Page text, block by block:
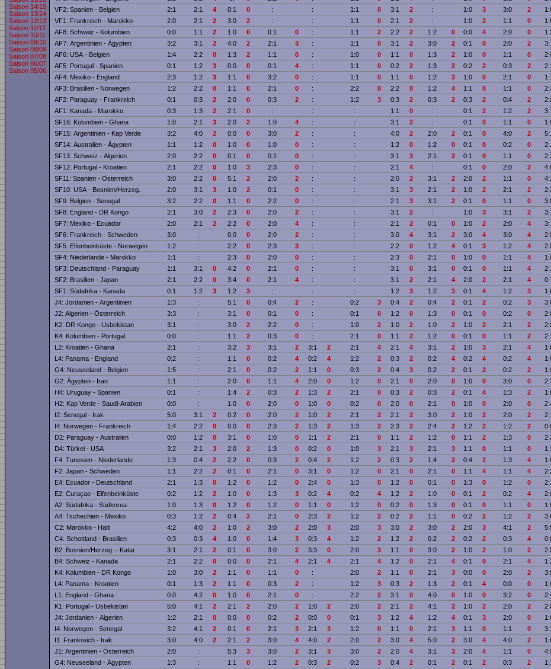
Saison 14/15
Saison 13/14
Saison 12/13
Saison 11/12
Saison 10/11
Saison 09/10
Saison 08/09
Saison 07/08
Saison 06/07
Saison 05/06
VF2: Spanien - Belgien
2:1 2:1 4 0:1 0 : : 1:1 0 3:1 2 : 1:0 3 3:0 2
VF1: Frankreich - Marokko
2:0 2:1 2 3:0 2 : : 1:1 0 2:1 2 : 1:0 2 1:1 0
AF8: Schweiz - Kolumbien
0:0 1:1 2 1:0 0 0:1 0 : 1:1 2 2:2 2 1:2 0 0:0 4 2:0 0
AF7: Argentinien - Ägypten
3:2 3:1 2 4:0 2 2:1 3 : 1:1 0 3:1 2 3:0 2 0:1 0 2:0 2
AF6: USA - Belgien
1:4 2:2 0 1:3 2 1:1 0 : 1:0 0 1:1 0 1:3 2 1:0 0 1:1 0
AF5: Portugal - Spanien
0:1 1:2 3 0:0 0 0:1 4 : 1:1 0 0:2 2 1:3 2 0:2 2 0:3 2
AF4: Mexiko - England
2:3 1:2 3 1:1 0 3:2 0 : 1:1 0 1:1 0 1:2 3 1:0 0 2:1 0
AF3: Brasilien - Norwegen
1:2 2:2 0 1:1 0 2:1 0 : 2:2 0 2:2 0 1:2 4 1:1 0 1:1 0
AF2: Paraguay - Frankreich
0:1 0:3 2 2:0 0 0:3 2 : 1:2 3 0:3 2 0:3 2 0:3 2 0:4 2
AF1: Kanada - Marokko
0:3 1:3 2 2:1 0 : : : 1:1 0 : 0:1 2 1:2 2
SF16: Kolumbien - Ghana
1:0 2:1 3 2:0 2 1:0 4 : : 3:1 2 : 0:1 0 1:1 0
SF15: Argentinien - Kap Verde
3:2 4:0 2 0:0 0 3:0 2 : : 4:0 2 2:0 2 0:1 0 4:0 2
SF14: Australien - Ägypten
1:1 1:2 0 1:0 0 1:0 0 : : 1:2 0 1:2 0 0:1 0 0:2 0
SF13: Schweiz - Algerien
2:0 2:2 0 0:1 0 0:1 0 : : 3:1 3 2:1 2 0:1 0 1:1 0
SF12: Portugal - Kroatien
2:1 2:2 0 1:0 3 2:3 0 : : 2:1 4 : 0:1 0 2:0 2
SF11: Spanien - Österreich
3:0 2:2 0 5:1 2 2:0 2 : : 2:0 2 3:1 2 2:0 2 1:1 0
SF10: USA - Bosnien/Herzeg.
2:0 3:1 3 1:0 2 0:1 0 : : 3:1 3 2:1 2 1:0 2 2:1 2
SF9: Belgien - Senegal
3:2 2:2 0 1:1 0 2:2 0 : : 2:1 3 3:1 2 0:1 0 1:1 0
SF8: England - DR Kongo
2:1 3:0 2 2:3 0 2:0 2 : : 3:1 2 : 1:0 3 3:1 2
SF7: Mexiko - Ecuador
2:0 2:1 2 2:2 0 2:0 4 : : 2:1 2 0:1 0 1:0 2 2:0 4
SF6: Frankreich - Schweden
3:0 : 0:0 0 2:0 2 : : 3:0 4 3:1 2 3:0 4 3:0 4
SF5: Elfenbeinküste - Norwegen
1:2 : 2:2 0 2:3 3 : : 2:2 0 1:2 4 0:1 3 1:2 4
SF4: Niederlande - Marokko
1:1 : 2:3 0 2:0 0 : : 2:3 0 2:1 0 1:0 0 1:1 4
SF3: Deutschland - Paraguay
1:1 3:1 0 4:2 0 2:1 0 : : 3:1 0 3:1 0 0:1 0 1:1 4
SF2: Brasilien - Japan
2:1 2:2 0 3:4 0 2:1 4 : : 3:1 2 2:1 4 2:0 2 2:1 4
SF1: Südafrika - Kanada
0:1 1:2 3 1:2 3 : : : 1:2 3 1:2 3 0:1 4 1:2 3
J4: Jordanien - Argentinien
1:3 : 5:1 0 0:4 2 : 0:2 3 0:4 2 0:4 2 0:1 2 0:2 3
J2: Algerien - Österreich
3:3 : 3:1 0 0:1 0 : 0:1 0 1:2 0 1:3 0 0:1 0 0:2 0
K2: DR Kongo - Usbekistan
3:1 : 3:0 2 2:2 0 : 1:0 2 1:0 2 1:0 2 1:0 2 2:1 2
K4: Kolumbien - Portugal
0:0 : 1:1 2 0:3 0 : 2:1 0 1:1 2 1:2 0 0:1 0 1:1 2
L2: Kroatien - Ghana
2:1 : 3:2 3 3:1 2 3:1 2 2:1 4 2:1 4 3:1 2 1:0 3 2:1 4
L4: Panama - England
0:2 : 1:1 0 0:2 4 0:2 4 1:2 2 0:3 2 0:2 4 0:2 4 0:2 4
G4: Neuseeland - Belgien
1:5 : 2:1 0 0:2 2 1:1 0 0:3 2 0:4 3 0:2 2 0:1 2 0:2 2
G2: Ägypten - Iran
1:1 : 2:0 0 1:1 4 2:0 0 1:2 0 2:1 0 2:0 0 1:0 0 3:0 0
H4: Uruguay - Spanien
0:1 : 1:4 2 0:3 2 1:3 2 2:1 0 0:3 2 0:3 2 0:1 4 1:3 2
H2: Kap Verde - Saudi-Arabien
0:0 : 1:0 0 2:0 0 1:0 0 0:2 0 2:0 0 2:1 0 1:0 0 2:0 0
I2: Senegal - Irak
5:0 3:1 2 0:2 0 2:0 2 1:0 2 2:1 2 2:1 2 3:0 2 1:0 2 2:0 2
I4: Norwegen - Frankreich
1:4 2:2 0 0:0 0 2:3 2 1:3 2 1:3 2 2:3 2 2:4 2 1:2 2 1:2 2
D2: Paraguay - Australien
0:0 1:2 0 3:1 0 1:0 0 1:1 2 2:1 0 1:1 2 1:2 0 1:1 2 1:3 0
D4: Türkei - USA
3:2 2:1 3 2:0 2 1:3 0 0:2 0 1:0 3 2:1 3 2:1 3 1:1 0 1:1 0
F4: Tunesien - Niederlande
1:3 0:4 2 2:2 0 0:3 2 0:4 2 1:2 2 0:3 2 1:4 2 0:4 2 1:3 4
F2: Japan - Schweden
1:1 2:2 2 0:1 0 2:1 0 3:1 0 1:2 0 2:1 0 2:1 0 1:1 4 1:1 4
E4: Ecuador - Deutschland
2:1 1:3 0 1:2 0 1:2 0 2:4 0 1:3 0 1:2 0 0:1 0 1:3 0 1:2 0
E2: Curaçao - Elfenbeinküste
0:2 1:2 2 1:0 0 1:3 3 0:2 4 0:2 4 1:2 2 1:0 0 0:1 2 0:2 4
A2: Südafrika - Südkorea
1:0 1:3 0 1:2 0 1:2 0 1:1 0 1:2 0 0:2 0 1:3 0 0:1 0 1:1 0
A4: Tschechien - Mexiko
0:3 1:2 2 0:4 2 2:1 0 2:3 2 1:2 2 0:2 2 1:1 0 0:2 2 1:2 2
C2: Marokko - Haiti
4:2 4:0 2 1:0 2 3:0 2 2:0 3 2:0 3 3:0 2 3:0 2 2:0 3 4:1 2
C4: Schottland - Brasilien
0:3 0:3 4 1:0 0 1:4 3 0:3 4 1:2 2 1:2 2 0:2 2 0:2 2 0:3 4
B2: Bosnien/Herzeg. - Katar
3:1 2:1 2 0:1 0 3:0 2 3:3 0 2:0 3 1:1 0 3:0 2 1:0 2 1:0 2
B4: Schweiz - Kanada
2:1 2:2 0 0:0 0 2:1 4 2:1 4 2:1 4 1:2 0 2:1 4 0:1 0 2:1 4
K4: Kolumbien - DR Kongo
1:0 3:0 2 1:1 0 1:1 0 : 2:0 2 1:1 0 2:1 3 0:0 0 2:0 2
L4: Panama - Kroatien
0:1 1:3 2 1:1 0 0:3 2 : 1:2 3 0:3 2 1:3 2 0:1 4 0:0 0
L1: England - Ghana
0:0 4:2 0 1:0 0 2:1 0 : 2:2 2 3:1 0 4:0 0 1:0 0 3:2 0
K1: Portugal - Usbekistan
5:0 4:1 2 2:1 2 2:0 2 1:0 2 2:0 2 2:1 2 4:1 2 1:0 2 2:0 2
J4: Jordanien - Algerien
1:2 2:1 0 0:0 0 0:2 2 0:0 0 0:1 3 1:2 4 1:2 4 0:1 3 2:0 0
I4: Norwegen - Senegal
3:2 4:1 2 0:1 0 2:1 3 2:1 3 1:2 0 1:1 0 2:1 3 1:1 0 1:1 0
I1: Frankreich - Irak
3:0 4:0 2 2:1 2 3:0 4 4:0 2 2:0 2 3:0 4 5:0 2 3:0 4 4:0 2
J1: Argentinien - Österreich
2:0 : 5:3 3 3:0 2 3:1 3 3:0 2 2:0 4 3:1 3 2:0 4 1:1 0
G4: Neuseeland - Ägypten
1:3 : 1:1 0 1:2 2 0:3 2 0:2 3 0:4 2 0:1 2 0:1 2 0:3 2